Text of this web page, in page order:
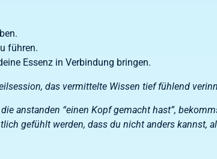
führen.
Essenz in Verbindung bringen.
das vermittelte Wissen tief fühlend
anstanden “einen Kopf gemacht hast”,
gefühlt werden, dass du nicht anders kannst,